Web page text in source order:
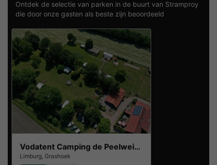
Ontdek de selectie van parken in de buurt van Stramproy
die door onze gasten als beste zijn beoordeeld
Vodatent Camping de Peelweide
Limburg, Grashoek